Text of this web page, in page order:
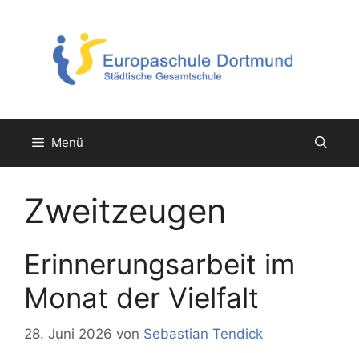
springen
Menü
Zweitzeugen
Erinnerungsarbeit im
Monat der Vielfalt
28. Juni 2026 von Sebastian Tendick